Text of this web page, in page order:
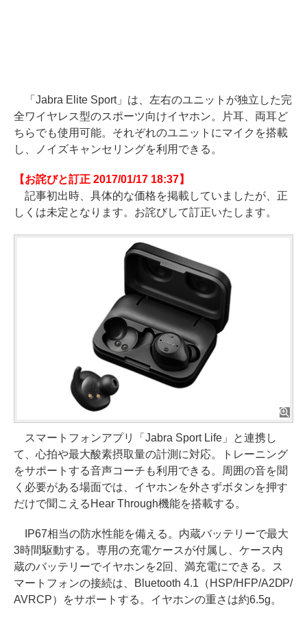
「Jabra Elite Sport」は、左右のユニットが独立した完
全ワイヤレス型のスポーツ向けイヤホン。片耳、両耳ど
ちらでも使用可能。それぞれのユニットにマイクを搭載
し、ノイズキャンセリングを利用できる。
【お詫びと訂正 2017/01/17 18:37】
記事初出時、具体的な価格を掲載していましたが、正
しくは未定となります。お詫びして訂正いたします。
スマートフォンアプリ「Jabra Sport Life」と連携し
て、心拍や最大酸素摂取量の計測に対応。トレーニング
をサポートする音声コーチも利用できる。周囲の音を聞
く必要がある場面では、イヤホンを外さずボタンを押す
だけで聞こえるHear Through機能を搭載する。
IP67相当の防水性能を備える。内蔵バッテリーで最大
3時間駆動する。専用の充電ケースが付属し、ケース内
蔵のバッテリーでイヤホンを2回、満充電にできる。ス
マートフォンの接続は、Bluetooth 4.1（HSP/HFP/A2DP/
AVRCP）をサポートする。イヤホンの重さは約6.5g。